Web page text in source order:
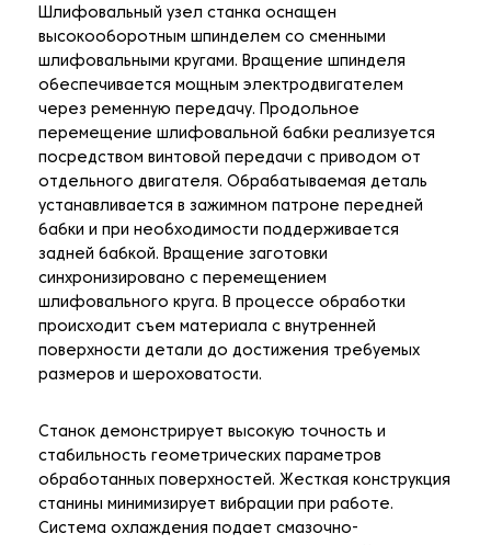
Шлифовальный узел станка оснащен
высокооборотным шпинделем со сменными
шлифовальными кругами. Вращение шпинделя
обеспечивается мощным электродвигателем
через ременную передачу. Продольное
перемещение шлифовальной бабки реализуется
посредством винтовой передачи с приводом от
отдельного двигателя. Обрабатываемая деталь
устанавливается в зажимном патроне передней
бабки и при необходимости поддерживается
задней бабкой. Вращение заготовки
синхронизировано с перемещением
шлифовального круга. В процессе обработки
происходит съем материала с внутренней
поверхности детали до достижения требуемых
размеров и шероховатости.
Станок демонстрирует высокую точность и
стабильность геометрических параметров
обработанных поверхностей. Жесткая конструкция
станины минимизирует вибрации при работе.
Система охлаждения подает смазочно-